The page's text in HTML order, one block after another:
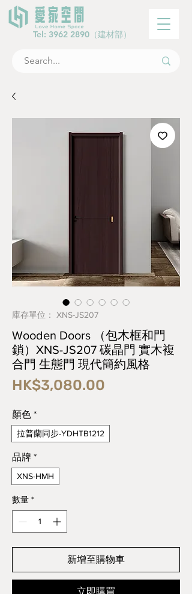
Tel: 3962 2890 （建材部）
庫存單位： XNS-JS207
Wooden Doors （包木框和門
鎖）XNS-JS207 碳晶門 實木複
合門 生態門 現代簡約風格
HK$3,080.00
顏色 *
拉普蘭同步-YDHTB1212
品牌 *
XNS-HMH
數量 *
新增至購物車
立即購買